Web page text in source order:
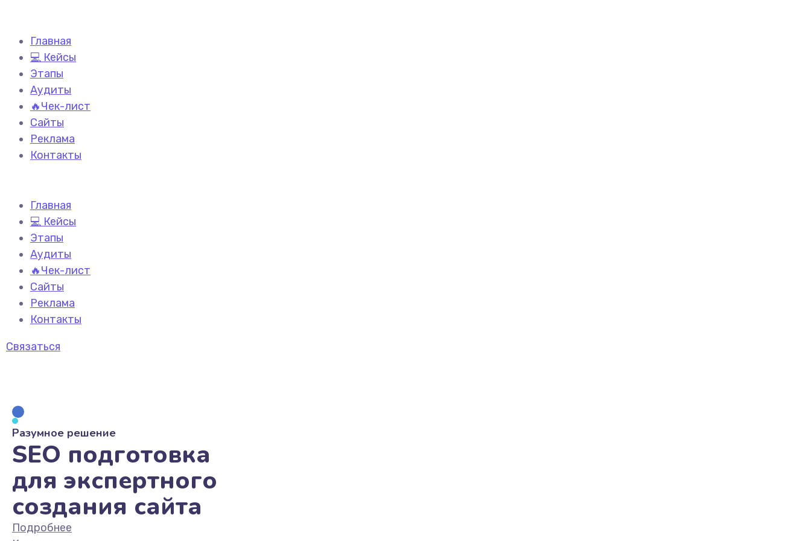
Главная
💻 Кейсы
Этапы
Аудиты
🔥Чек-лист
Сайты
Реклама
Контакты
Главная
💻 Кейсы
Этапы
Аудиты
🔥Чек-лист
Сайты
Реклама
Контакты
Связаться
Разумное решение
SEO подготовка
для экспертного
создания сайта
Подробнее